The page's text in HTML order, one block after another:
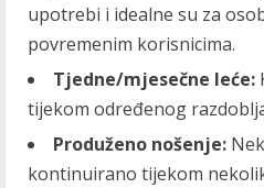
upotrebi i idealne su za
povremenim korisnicima.
Tjedne/mjesečne leće:
tijekom određenog
Produženo nošenje:
kontinuirano tijekom